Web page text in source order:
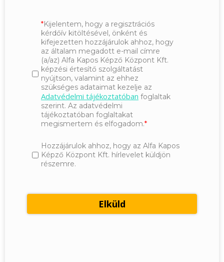
Kijelentem, hogy a regisztrációs
kérdőív kitöltésével, önként és
kifejezetten hozzájárulok ahhoz, hogy
az általam megadott e-mail címre
(a/az) Alfa Kapos Képző Központ Kft.
képzési értesítő szolgáltatást
nyújtson, valamint az ehhez
szükséges adataimat kezelje az
Adatvédelmi tájékoztatóban foglaltak
szerint. Az adatvédelmi
tájékoztatóban foglaltakat
megismertem és elfogadom.
Hozzájárulok ahhoz, hogy az Alfa Kapos
Képző Központ Kft. hírlevelet küldjön
részemre.